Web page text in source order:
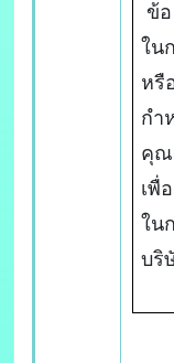
ข้
ใน
หรื
กำ
คุณ
เพื่
ใน
บริ